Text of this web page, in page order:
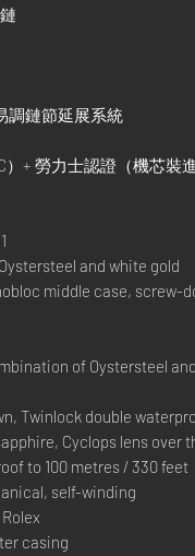
調鏈節延展系統
+ 勞力士認證（機芯裝
and white gold
middle case, screw-
of Oystersteel
Twinlock double
Cyclops lens over
to 100 metres / 330 feet
self-winding
casing